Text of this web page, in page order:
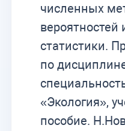
численных
вероятностей
статистики.
по
«Экология»,
пособие.